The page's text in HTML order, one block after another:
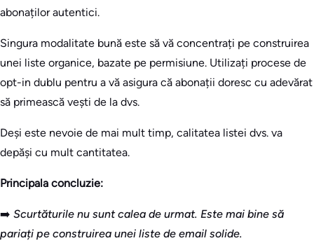
abonaților autentici.
Singura modalitate bună este să vă concentrați pe construirea
unei liste organice, bazate pe permisiune. Utilizați procese de
opt-in dublu pentru a vă asigura că abonații doresc cu adevărat
să primească vești de la dvs.
Deși este nevoie de mai mult timp, calitatea listei dvs. va
depăși cu mult cantitatea.
Principala concluzie:
➡️ Scurtăturile nu sunt calea de urmat. Este mai bine să
pariați pe construirea unei liste de email solide.